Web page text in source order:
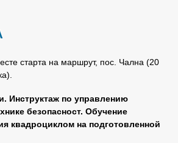
старта на маршрут, пос. Чална (20
Инструктаж по управлению
безопасност. Обучение
квадроциклом на подготовленной